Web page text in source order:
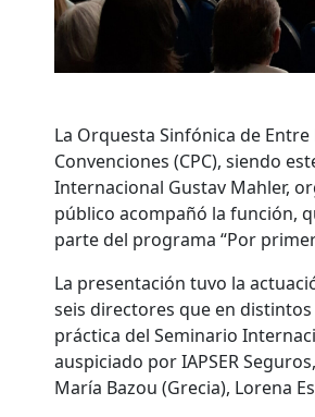
La Orquesta Sinfónica de
Convenciones (CPC), siendo
Internacional Gustav Mahler,
público acompañó la función,
parte del programa “Por
La presentación tuvo la
seis directores que en
práctica del Seminario
auspiciado por IAPSER
María Bazou (Grecia), Lorena